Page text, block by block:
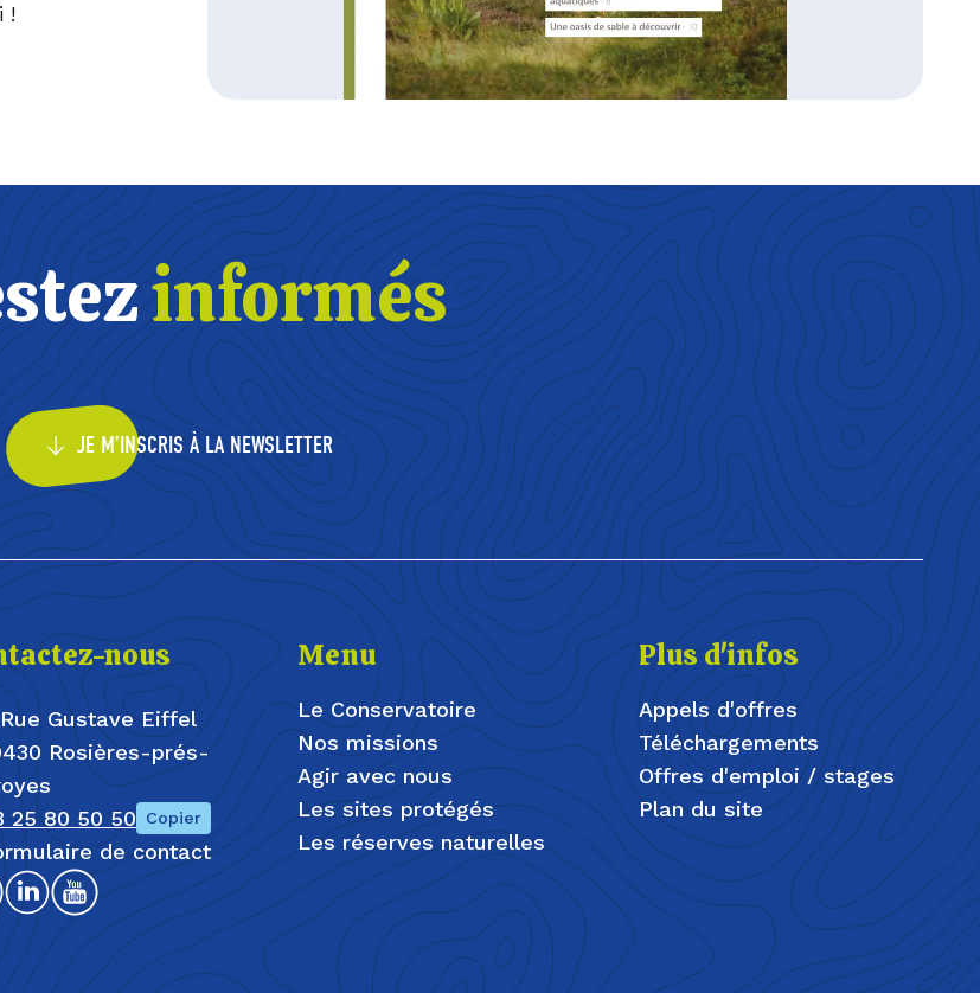
!
informés
JE M’INSCRIS À LA NEWSLETTER
nous
Gustave Eiffel
Rosières-prés-
25 80 50 50
Copier
de contact
LinkedinYoutube
Menu
Le Conservatoire
Nos missions
Agir avec nous
Les sites protégés
Les réserves naturelles
Plus d'infos
Appels d'offres
Téléchargements
Offres d'emploi / stages
Plan du site